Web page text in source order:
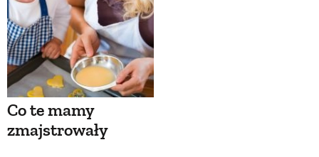
Co te mamy
zmajstrowały